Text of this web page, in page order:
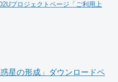
プロジェクトページ「ご利用上
星の形成」ダウンロードペ